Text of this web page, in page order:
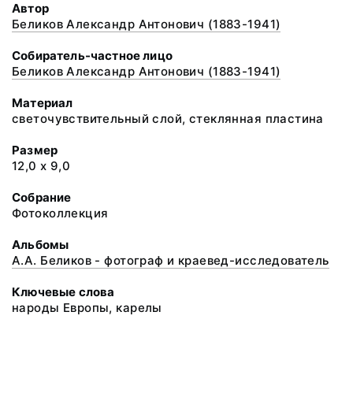
Автор
Беликов Александр Антонович (1883-1941)
Собиратель-частное лицо
Беликов Александр Антонович (1883-1941)
Материал
светочувствительный слой, стеклянная пластина
Размер
12,0 х 9,0
Собрание
Фотоколлекция
Альбомы
А.А. Беликов - фотограф и краевед-исследователь
Ключевые слова
народы Европы, карелы